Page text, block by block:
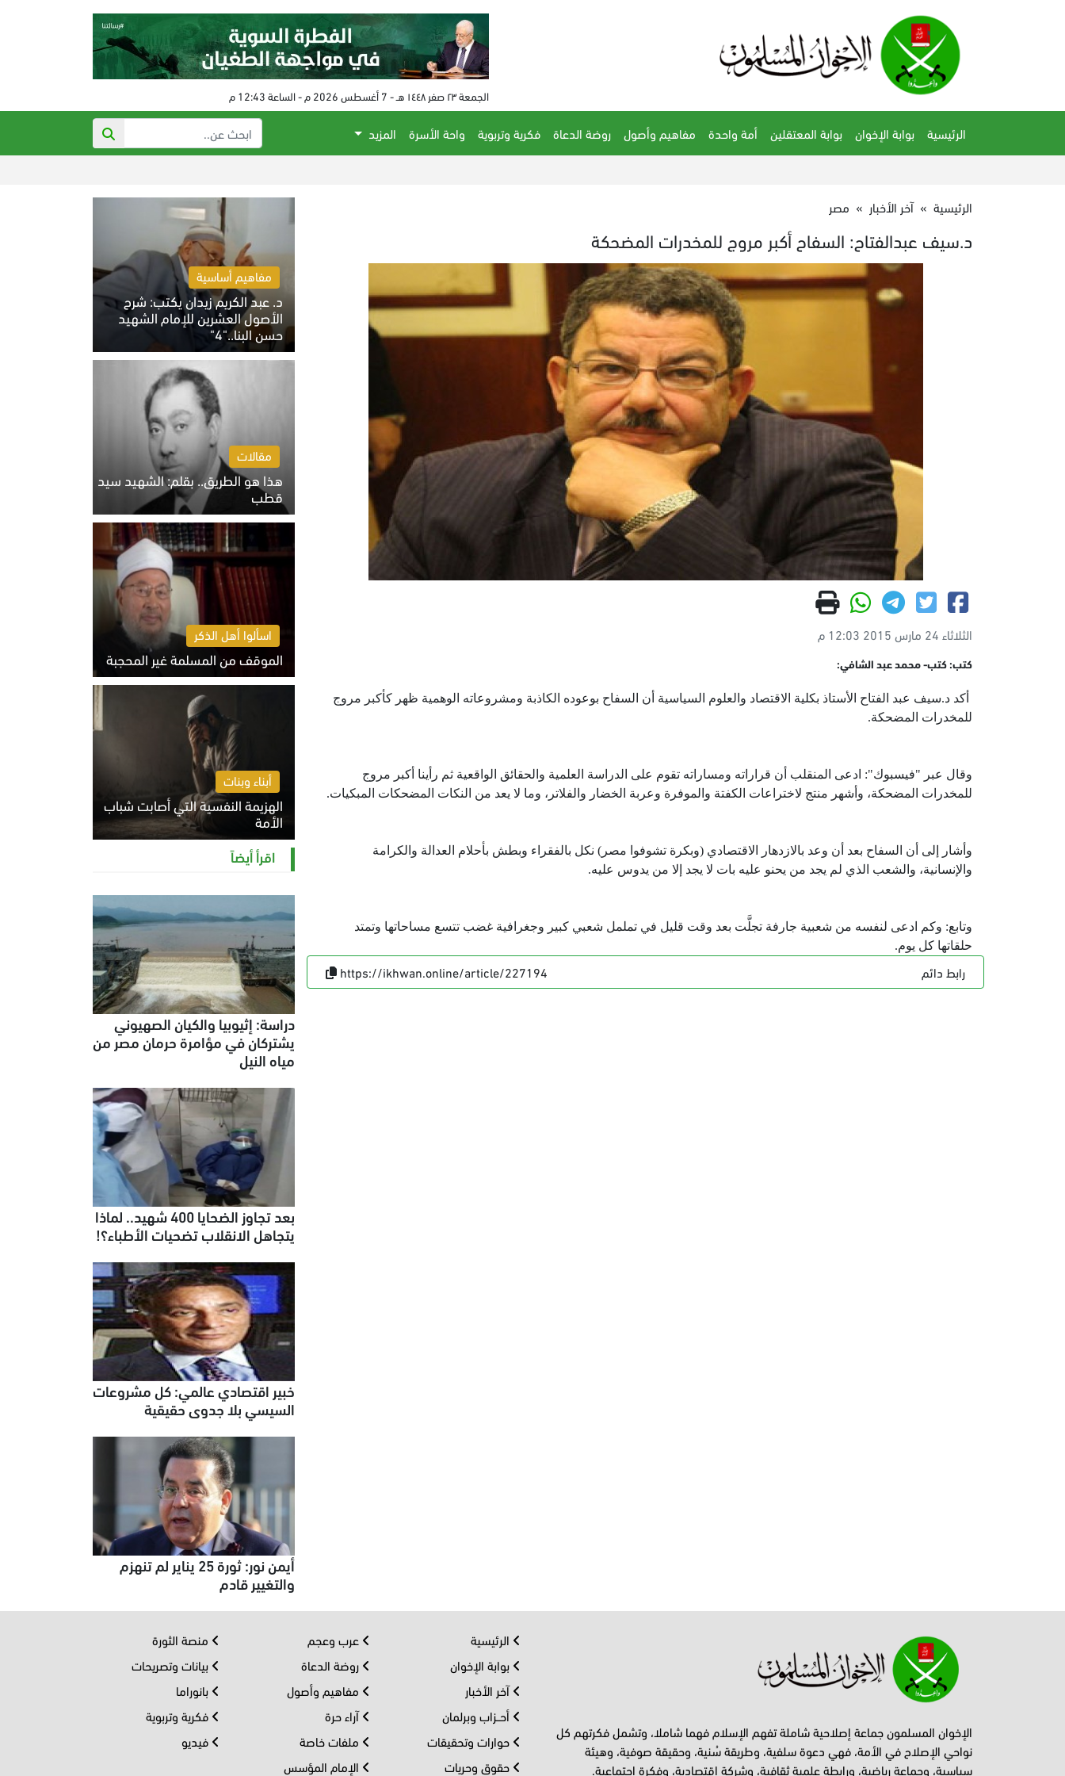
الجمعة ٢٣ صفر ١٤٤٨ هـ - 7 أغسطس 2026 م - الساعة 12:43 م
الرئيسية بوابة الإخوان بوابة المعتقلين أمة واحدة مفاهيم وأصول روضة الدعاة فكرية وتربوية واحة الأسرة
المزيد
الرئيسية » آخر الأخبار » مصر
د.سيف عبدالفتاح: السفاح أكبر مروج للمخدرات المضحكة
الثلاثاء 24 مارس 2015 12:03 م
كتب: كتب- محمد عبد الشافي:
أكد د.سيف عبد الفتاح الأستاذ بكلية الاقتصاد والعلوم السياسية أن السفاح بوعوده الكاذبة ومشروعاته الوهمية ظهر كأكبر مروج
للمخدرات المضحكة.
وقال عبر "فيسبوك": ادعى المنقلب أن قراراته ومساراته تقوم على الدراسة العلمية والحقائق الواقعية ثم رأينا أكبر مروج
للمخدرات المضحكة، وأشهر منتج لاختراعات الكفتة والموفرة وعربة الخضار والفلاتر، وما لا يعد من النكات المضحكات المبكيات.
وأشار إلى أن السفاح بعد أن وعد بالازدهار الاقتصادي (وبكرة تشوفوا مصر) نكل بالفقراء وبطش بأحلام العدالة والكرامة
والإنسانية، والشعب الذي لم يجد من يحنو عليه بات لا يجد إلا من يدوس عليه.
وتابع: وكم ادعى لنفسه من شعبية جارفة تجلَّت بعد وقت قليل في تململ شعبي كبير وجغرافية غضب تتسع مساحاتها وتمتد
حلقاتها كل يوم.
رابط دائم https://ikhwan.online/article/227194
مفاهيم أساسية
د. عبد الكريم زيدان يكتب: شرح
الأصول العشرين للإمام الشهيد
حسن البنا.."4"
الخميس 6 أغسطس 2026 10:27 ص
مقالات
هذا هو الطريق.. بقلم: الشهيد سيد
قطب
الخميس 6 أغسطس 2026 10:52 ص
اسألوا أهل الذكر
الموقف من المسلمة غير المحجبة
الخميس 6 أغسطس 2026 10:45 ص
أبناء وبنات
الهزيمة النفسية التي أصابت شباب
الأمة
الخميس 6 أغسطس 2026 11:12 ص
اقرأ أيضاً
دراسة: إثيوبيا والكيان الصهيوني
يشتركان في مؤامرة حرمان مصر من
مياه النيل
بعد تجاوز الضحايا 400 شهيد.. لماذا
يتجاهل الانقلاب تضحيات الأطباء؟!
خبير اقتصادي عالمي: كل مشروعات
السيسي بلا جدوى حقيقية
أيمن نور: ثورة 25 يناير لم تنهزم
والتغيير قادم
الإخوان المسلمون جماعة إصلاحية شاملة تفهم الإسلام فهما شاملا، وتشمل فكرتهم كل
نواحي الإصلاح في الأمة، فهي دعوة سلفية، وطريقة سُنية، وحقيقة صوفية، وهيئة
سياسية، وجماعة رياضية، ورابطة علمية ثقافية، وشركة اقتصادية، وفكرة اجتماعية.
الرئيسية
بوابة الإخوان
آخر الأخبار
أحــزاب وبرلمان
حوارات وتحقيقات
حقوق وحريات
عرب وعجم
روضة الدعاة
مفاهيم وأصول
آراء حرة
ملفات خاصة
الإمام المؤسس
منصة الثورة
بيانات وتصريحات
بانوراما
فكرية وتربوية
فيديو